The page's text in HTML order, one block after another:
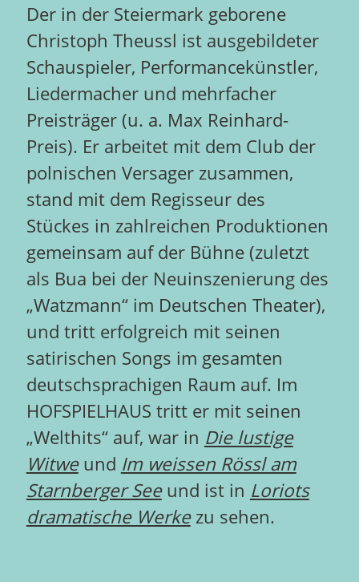
Der in der Steiermark geborene
Christoph Theussl ist ausgebildeter
Schauspieler, Performancekünstler,
Liedermacher und mehrfacher
Preisträger (u. a. Max Reinhard-
Preis). Er arbeitet mit dem Club der
polnischen Versager zusammen,
stand mit dem Regisseur des
Stückes in zahlreichen Produktionen
gemeinsam auf der Bühne (zuletzt
als Bua bei der Neuinszenierung des
„Watzmann“ im Deutschen Theater),
und tritt erfolgreich mit seinen
satirischen Songs im gesamten
deutschsprachigen Raum auf. Im
HOFSPIELHAUS tritt er mit seinen
„Welthits“ auf, war in Die lustige
Witweund Im weissen Rössl am
Starnberger Seeund ist in Loriots
dramatische Werkezu sehen.